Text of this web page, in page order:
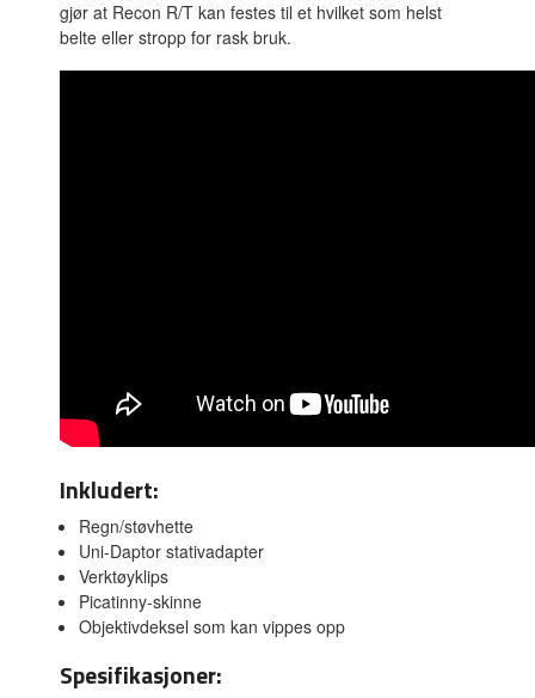
gjør at Recon R/T kan festes til et hvilket som helst
belte eller stropp for rask bruk.
Inkludert:
Regn/støvhette
Uni-Daptor stativadapter
Verktøyklips
Picatinny-skinne
Objektivdeksel som kan vippes opp
Spesifikasjoner: